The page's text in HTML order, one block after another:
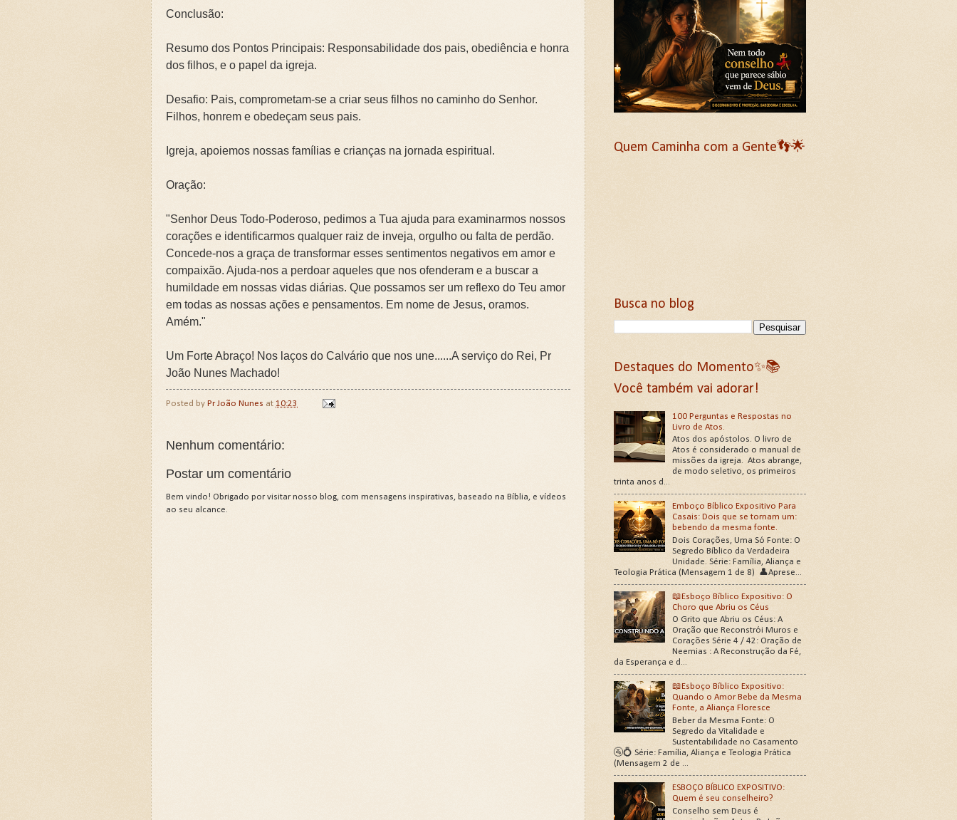
Conclusão:
Resumo dos Pontos Principais: Responsabilidade dos pais, obediência e honra
dos filhos, e o papel da igreja.
Desafio: Pais, comprometam-se a criar seus filhos no caminho do Senhor.
Filhos, honrem e obedeçam seus pais.
Igreja, apoiemos nossas famílias e crianças na jornada espiritual.
Oração:
"Senhor Deus Todo-Poderoso, pedimos a Tua ajuda para examinarmos nossos
corações e identificarmos qualquer raiz de inveja, orgulho ou falta de perdão.
Concede-nos a graça de transformar esses sentimentos negativos em amor e
compaixão. Ajuda-nos a perdoar aqueles que nos ofenderam e a buscar a
humildade em nossas vidas diárias. Que possamos ser um reflexo do Teu amor
em todas as nossas ações e pensamentos. Em nome de Jesus, oramos.
Amém."
Um Forte Abraço! Nos laços do Calvário que nos une......A serviço do Rei, Pr
João Nunes Machado!
Posted by Pr João Nunes at 10:23
Nenhum comentário:
Postar um comentário
Bem vindo! Obrigado por visitar nosso blog, com mensagens inspirativas, baseado na Bíblia, e vídeos
ao seu alcance.
Quem Caminha com a Gente👣🌟
Busca no blog
Destaques do Momento✨📚
Você também vai adorar!
100 Perguntas e Respostas no
Livro de Atos.
Atos dos apóstolos. O livro de
Atos é considerado o manual de
missões da igreja. Atos abrange,
de modo seletivo, os primeiros
trinta anos d...
Emboço Bíblico Expositivo Para
Casais: Dois que se tornam um:
bebendo da mesma fonte.
Dois Corações, Uma Só Fonte: O
Segredo Bíblico da Verdadeira
Unidade. Série: Família, Aliança e
Teologia Prática (Mensagem 1 de 8) 👤Aprese...
📖Esboço Bíblico Expositivo: O
Choro que Abriu os Céus
O Grito que Abriu os Céus: A
Oração que Reconstrói Muros e
Corações Série 4 / 42: Oração de
Neemias : A Reconstrução da Fé,
da Esperança e d...
📖Esboço Bíblico Expositivo:
Quando o Amor Bebe da Mesma
Fonte, a Aliança Floresce
Beber da Mesma Fonte: O
Segredo da Vitalidade e
Sustentabilidade no Casamento
🚰💍 Série: Família, Aliança e Teologia Prática
(Mensagem 2 de ...
ESBOÇO BÍBLICO EXPOSITIVO:
Quem é seu conselheiro?
Conselho sem Deus é